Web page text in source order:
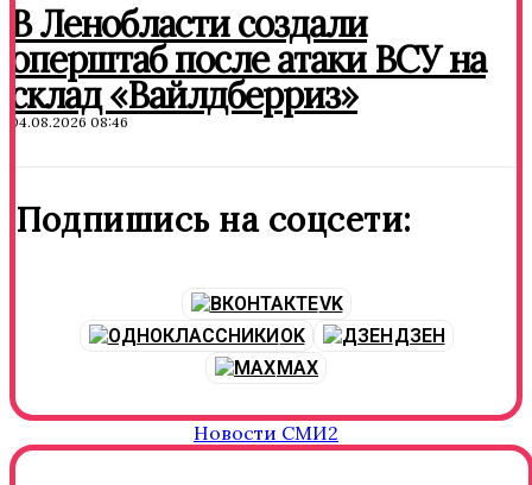
В Ленобласти создали
оперштаб после атаки ВСУ на
склад «Вайлдберриз»
04.08.2026 08:46
Подпишись на соцсети:
VK
OK
ДЗЕН
MAX
Новости СМИ2